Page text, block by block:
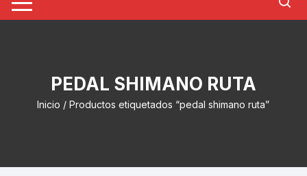
PEDAL SHIMANO RUTA
Inicio / Productos etiquetados “pedal shimano ruta”